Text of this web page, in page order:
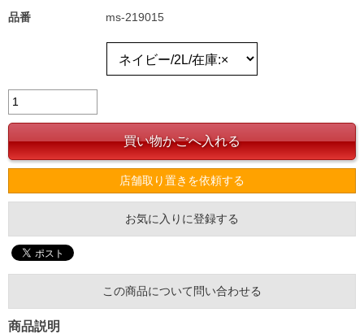
品番 ms-219015
店舗取り置きを依頼する
お気に入りに登録する
この商品について問い合わせる
商品説明